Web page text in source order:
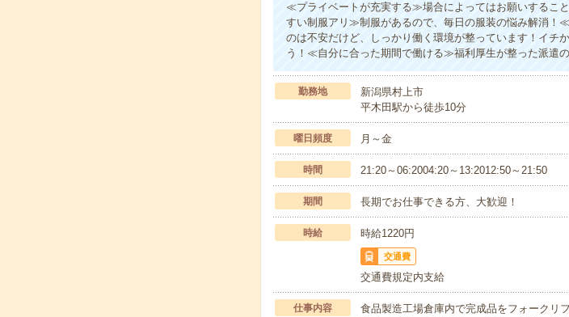
≪プライベートが充実する≫場合によってはお願いするこ
すい制服アリ≫制服があるので、毎日の服装の悩み解消
のは不安だけど、しっかり働く環境が整っています！イチ
う！≪自分に合った期間で働ける≫福利厚生が整った派遣の
勤務地
新潟県村上市
平木田駅から徒歩10分
曜日頻度 月～金
時間 21:20～06:2004:20～13:2012:50～21:50
期間 長期でお仕事できる方、大歓迎！
時給 時給1220円
交通費
交通費規定内支給
仕事内容
食品製造工場倉庫内で完成品をフォークリ